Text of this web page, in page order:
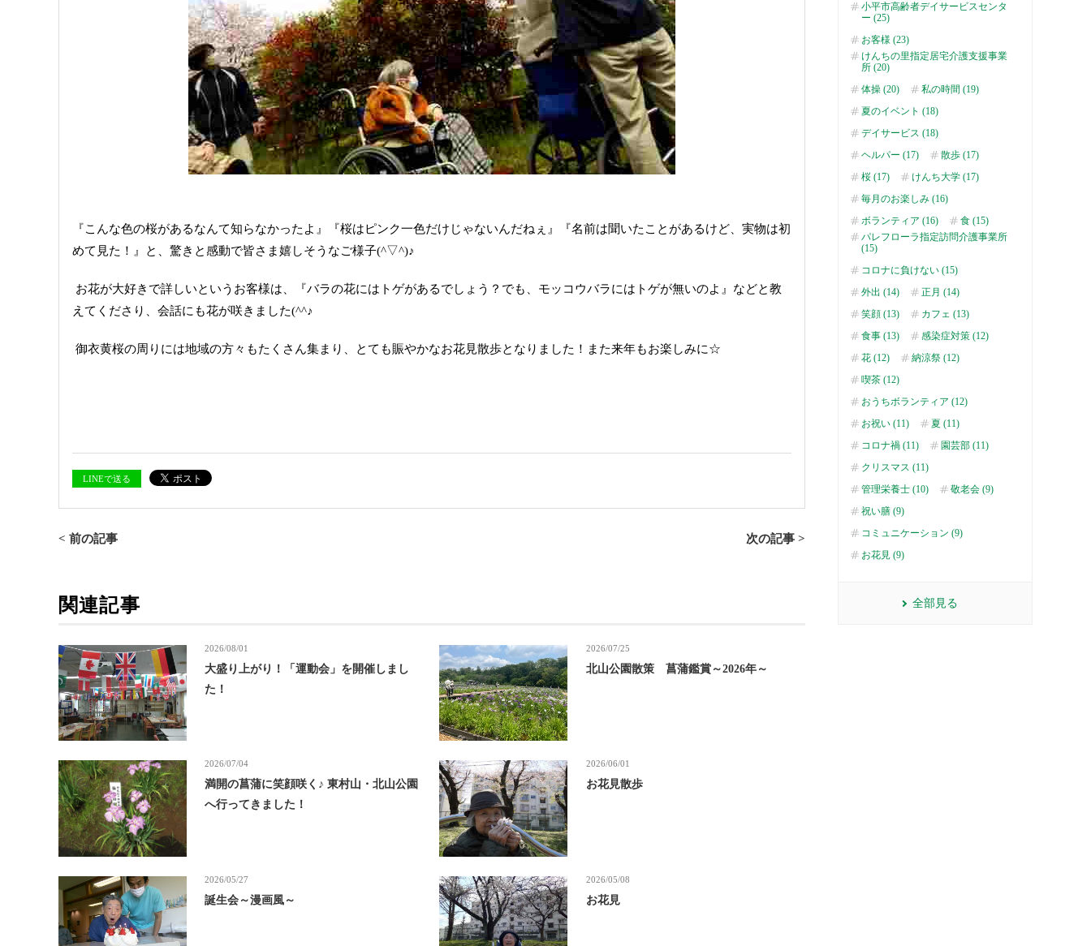
『こんな色の桜があるなんて知らなかったよ』『桜はピンク一色だけじゃないんだねぇ』『名前は聞いたことがあるけど、実物は初
めて見た！』と、驚きと感動で皆さま嬉しそうなご様子(^▽^)♪
お花が大好きで詳しいというお客様は、『バラの花にはトゲがあるでしょう？でも、モッコウバラにはトゲが無いのよ』などと教
えてくださり、会話にも花が咲きました(^^♪
御衣黄桜の周りには地域の方々もたくさん集まり、とても賑やかなお花見散歩となりました！また来年もお楽しみに☆
LINEで送る
< 前の記事 次の記事 >
関連記事
2026/08/01
大盛り上がり！「運動会」を開催しまし
た！
2026/07/25
北山公園散策 菖蒲鑑賞～2026年～
2026/07/04
満開の菖蒲に笑顔咲く♪ 東村山・北山公園
へ行ってきました！
2026/06/01
お花見散歩
2026/05/27
誕生会～漫画風～
2026/05/08
お花見
小平市高齢者デイサービスセンタ
ー (25)
お客様 (23)
けんちの里指定居宅介護支援事業
所 (20)
体操 (20)
私の時間 (19)
夏のイベント (18)
デイサービス (18)
ヘルパー (17)
散歩 (17)
桜 (17)
けんち大学 (17)
毎月のお楽しみ (16)
ボランティア (16)
食 (15)
パレフローラ指定訪問介護事業所
(15)
コロナに負けない (15)
外出 (14)
正月 (14)
笑顔 (13)
カフェ (13)
食事 (13)
感染症対策 (12)
花 (12)
納涼祭 (12)
喫茶 (12)
おうちボランティア (12)
お祝い (11)
夏 (11)
コロナ禍 (11)
園芸部 (11)
クリスマス (11)
管理栄養士 (10)
敬老会 (9)
祝い膳 (9)
コミュニケーション (9)
お花見 (9)
全部見る